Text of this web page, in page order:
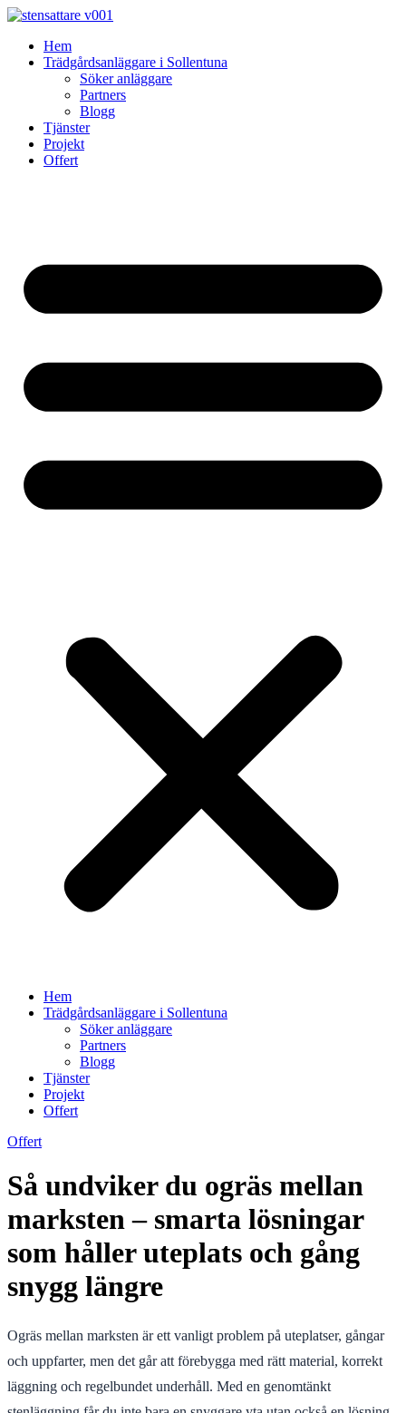
Skip
contentHem
Trädgårdsanläggare i Sollentuna
Söker anläggare
Partners
Blogg
Tjänster
Projekt
Offert
Hem
Trädgårdsanläggare i Sollentuna
Söker anläggare
Partners
Blogg
Tjänster
Projekt
Offert
Offert
Så undviker du ogräs mellan
marksten – smarta lösningar
som håller uteplats och gång
snygg längre
Ogräs mellan marksten är ett vanligt problem på uteplatser, gångar
och uppfarter, men det går att förebygga med rätt material, korrekt
läggning och regelbundet underhåll. Med en genomtänkt